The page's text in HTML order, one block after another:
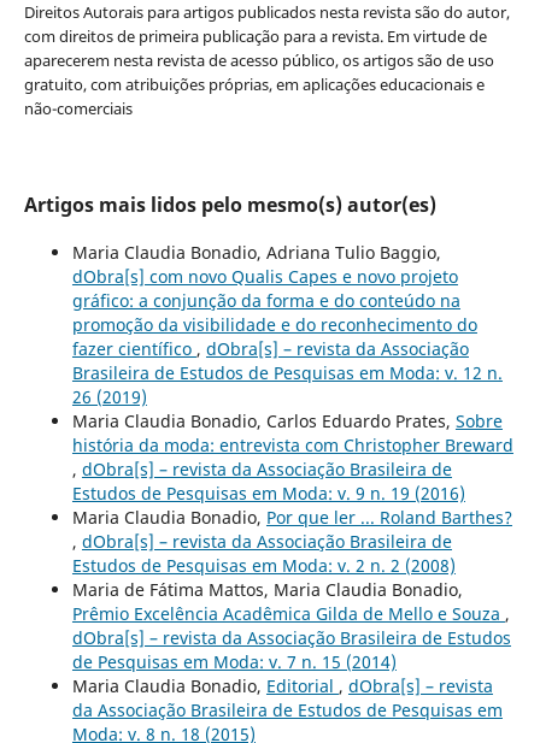
Direitos Autorais para artigos publicados nesta revista são do autor,
com direitos de primeira publicação para a revista. Em virtude de
aparecerem nesta revista de acesso público, os artigos são de uso
gratuito, com atribuições próprias, em aplicações educacionais e
não-comerciais
Artigos mais lidos pelo mesmo(s) autor(es)
Maria Claudia Bonadio, Adriana Tulio Baggio,
dObra[s] com novo Qualis Capes e novo projeto
gráfico: a conjunção da forma e do conteúdo na
promoção da visibilidade e do reconhecimento do
fazer científico , dObra[s] – revista da Associação
Brasileira de Estudos de Pesquisas em Moda: v. 12 n.
26 (2019)
Maria Claudia Bonadio, Carlos Eduardo Prates, Sobre
história da moda: entrevista com Christopher Breward
, dObra[s] – revista da Associação Brasileira de
Estudos de Pesquisas em Moda: v. 9 n. 19 (2016)
Maria Claudia Bonadio, Por que ler ... Roland Barthes?
, dObra[s] – revista da Associação Brasileira de
Estudos de Pesquisas em Moda: v. 2 n. 2 (2008)
Maria de Fátima Mattos, Maria Claudia Bonadio,
Prêmio Excelência Acadêmica Gilda de Mello e Souza ,
dObra[s] – revista da Associação Brasileira de Estudos
de Pesquisas em Moda: v. 7 n. 15 (2014)
Maria Claudia Bonadio, Editorial , dObra[s] – revista
da Associação Brasileira de Estudos de Pesquisas em
Moda: v. 8 n. 18 (2015)